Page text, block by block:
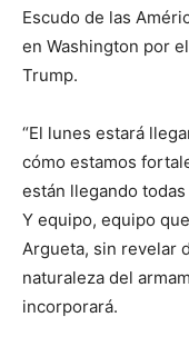
Escudo de las
en Washington por
Trump.
“El lunes estará
cómo estamos
están llegando
Y equipo, equipo
Argueta, sin revelar
naturaleza del
incorporará.